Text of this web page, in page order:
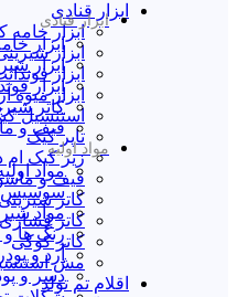
ابزار قنادی
ابزار
ابزار
ابزار
ابزار میوه
استنسیل
تاپر کیک
زیر کیک
قیف و
کاتر
کاتر
کاتر کوکی
مش
اقلام تم تولد
ابزار قنادی
ابزار
ابزار
ابزار
کاتر
قیف و
مواد اولیه
مواد
سوسیس
مواد
رنگ ها
آرد و
دسر و